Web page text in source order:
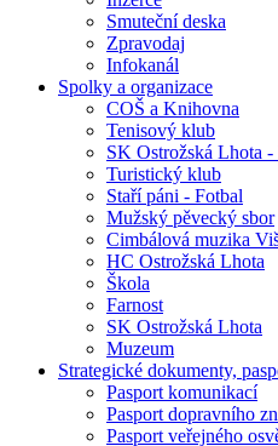
Smuteční deska
Zpravodaj
Infokanál
Spolky a organizace
COŠ a Knihovna
Tenisový klub
SK Ostrožská Lhota -
Turistický klub
Staří páni - Fotbal
Mužský pěvecký sbor
Cimbálová muzika
HC Ostrožská Lhota
Škola
Farnost
SK Ostrožská Lhota
Muzeum
Strategické dokumenty,
Pasport komunikací
Pasport dopravního
Pasport veřejného